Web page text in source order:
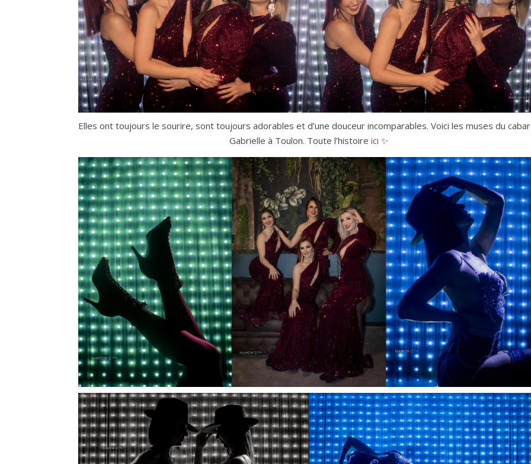
Elles ont toujours le sourire, sont toujours adorables et d’une douceur incomparables. Voici les muses du
Gabrielle à Toulon. Toute l’histoire ici ✨